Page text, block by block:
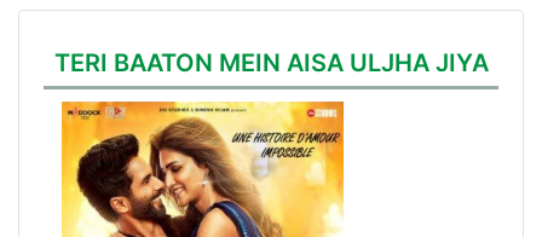
TERI BAATON MEIN AISA ULJHA JIYA